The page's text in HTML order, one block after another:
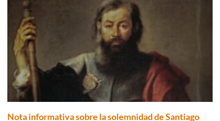
Nota informativa sobre la solemnidad de Santiago